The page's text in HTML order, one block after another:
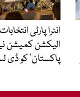
انٹرا پارٹی
الیکشن کمیشن
پاکستان‘ کو ڈی